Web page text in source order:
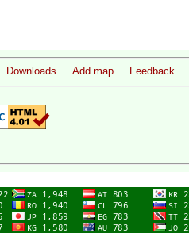
Downloads Add map Feedback